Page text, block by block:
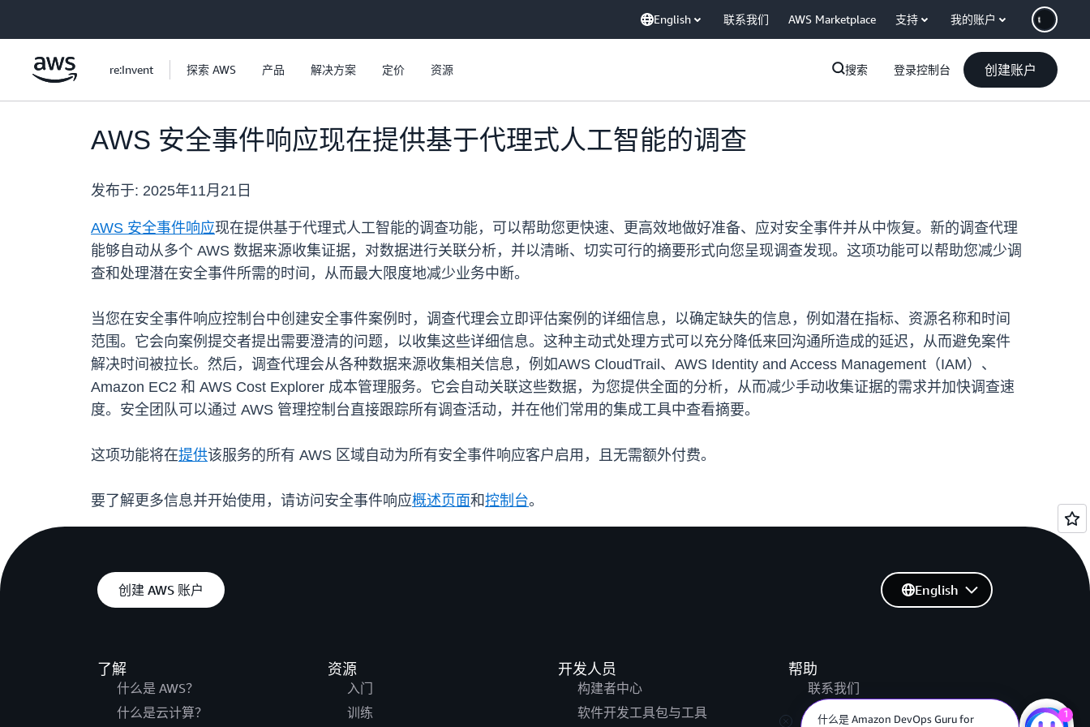
English 联系我们 AWS Marketplace 支持 我的账户
re:Invent 探索 AWS 产品 解决方案 定价 资源 搜索 登录控制台 创建账户
AWS 安全事件响应现在提供基于代理式人工智能的调查
发布于: 2025年11月21日
AWS 安全事件响应现在提供基于代理式人工智能的调查功能，可以帮助您更快速、更高效地做好准备、应对安全事件并从中恢复。新的调查代理
能够自动从多个 AWS 数据来源收集证据，对数据进行关联分析，并以清晰、切实可行的摘要形式向您呈现调查发现。这项功能可以帮助您减少调
查和处理潜在安全事件所需的时间，从而最大限度地减少业务中断。
当您在安全事件响应控制台中创建安全事件案例时，调查代理会立即评估案例的详细信息，以确定缺失的信息，例如潜在指标、资源名称和时间
范围。它会向案例提交者提出需要澄清的问题，以收集这些详细信息。这种主动式处理方式可以充分降低来回沟通所造成的延迟，从而避免案件
解决时间被拉长。然后，调查代理会从各种数据来源收集相关信息，例如AWS CloudTrail、AWS Identity and Access Management（IAM）、
Amazon EC2 和 AWS Cost Explorer 成本管理服务。它会自动关联这些数据，为您提供全面的分析，从而减少手动收集证据的需求并加快调查速
度。安全团队可以通过 AWS 管理控制台直接跟踪所有调查活动，并在他们常用的集成工具中查看摘要。
这项功能将在提供该服务的所有 AWS 区域自动为所有安全事件响应客户启用，且无需额外付费。
要了解更多信息并开始使用，请访问安全事件响应概述页面和控制台。
创建 AWS 账户
了解
什么是 AWS？
什么是云计算？
资源
入门
训练
开发人员
构建者中心
软件开发工具包与工具
帮助
联系我们
提交支持工单
English
什么是 Amazon DevOps Guru for 1